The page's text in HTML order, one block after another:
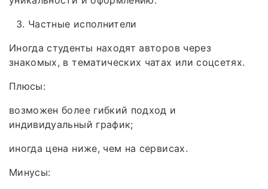
Частные исполнители
Иногда студенты находят авторов через
знакомых, в тематических чатах или соцсетях.
Плюсы:
возможен более гибкий подход и
индивидуальный график;
иногда цена ниже, чем на сервисах.
Минусы: